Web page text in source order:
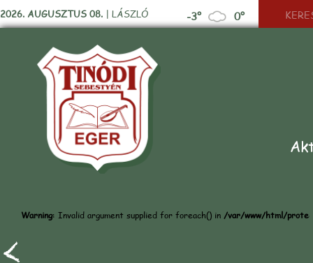
2026. AUGUSZTUS 08. | LÁSZLÓ -3° 0°
Warning: Invalid argument supplied for foreach() in /var/www/html/